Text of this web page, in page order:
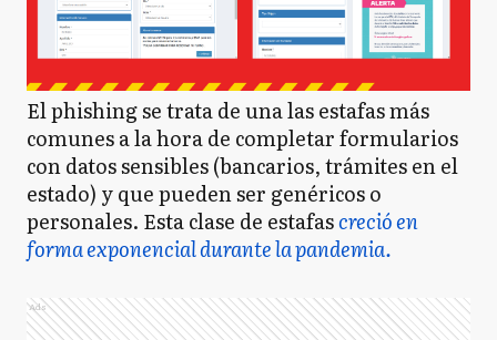
El phishing se trata de una las estafas más
comunes a la hora de completar formularios
con datos sensibles (bancarios, trámites en el
estado) y que pueden ser genéricos o
personales. Esta clase de estafascreció en
forma exponencial durante la pandemia.
Ads